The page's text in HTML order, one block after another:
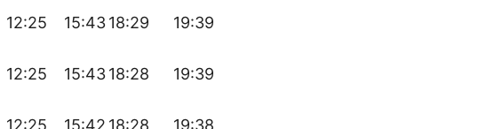
12:25 15:4318:29 19:39
12:25 15:4318:28 19:39